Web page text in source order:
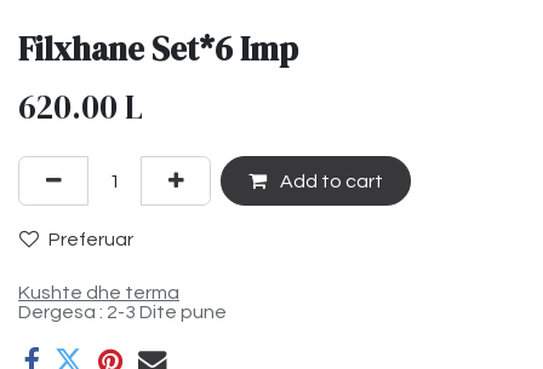
Filxhane Set*6 Imp
620.00L
Add to cart
Preferuar
Kushte dhe terma
Dergesa : 2-3 Dite pune